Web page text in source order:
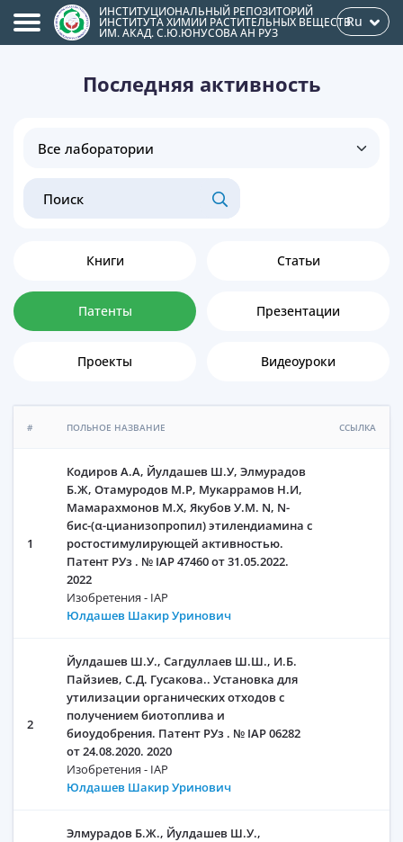
ИНСТИТУЦИОНАЛЬНЫЙ РЕПОЗИТОРИЙ
ИНСТИТУТА ХИМИИ РАСТИТЕЛЬНЫХ ВЕЩЕСТВ
ИМ. АКАД. С.Ю.ЮНУСОВА АН РУЗ
Ru
Последняя активность
Книги Статьи
Патенты Презентации
Проекты Видеоуроки
# ПОЛЬНОЕ НАЗВАНИЕ ССЫЛКА
1
Кодиров А.А, Йулдашев Ш.У, Элмурадов
Б.Ж, Отамуродов М.Р, Мукаррамов Н.И,
Мамарахмонов М.Х, Якубов У.М. N, N-
бис-(α-цианизопропил) этилендиамина с
ростостимулирующей активностью.
Патент РУз . № IAP 47460 от 31.05.2022.
2022
Изобретения - IAP
Юлдашев Шакир Уринович
2
Йулдашев Ш.У., Сагдуллаев Ш.Ш., И.Б.
Пайзиев, С.Д. Гусакова.. Установка для
утилизации органических отходов с
получением биотоплива и
биоудобрения. Патент РУз . № IAP 06282
от 24.08.2020. 2020
Изобретения - IAP
Юлдашев Шакир Уринович
Элмурадов Б.Ж., Йулдашев Ш.У.,